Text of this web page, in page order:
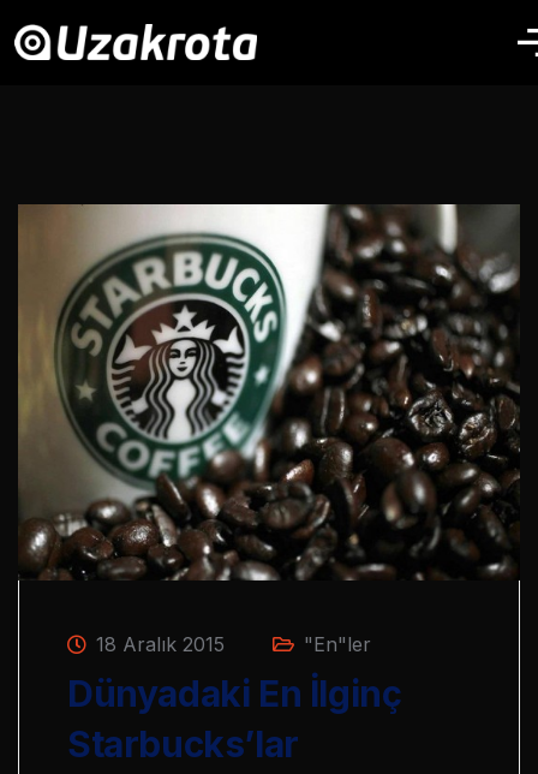
18 Aralık 2015 "En"ler
Dünyadaki En İlginç
Starbucks’lar